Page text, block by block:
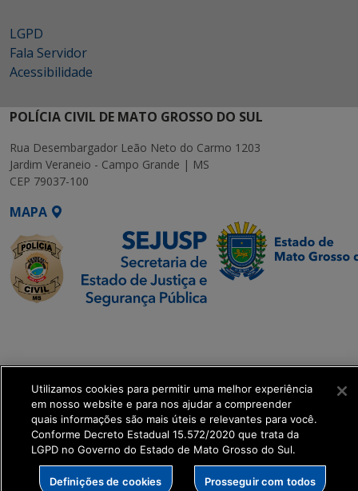
LGPD
Fala Servidor
Acessibilidade
POLÍCIA CIVIL DE MATO GROSSO DO SUL
Rua Desembargador Leão Neto do Carmo 1203
Jardim Veraneio - Campo Grande | MS
CEP 79037-100
MAPA
Transformação Digital
get_footer();
Utilizamos cookies para permitir uma melhor experiência
em nosso website e para nos ajudar a compreender
quais informações são mais úteis e relevantes para você.
Conforme Decreto Estadual 15.572/2020 que trata da
LGPD no Governo do Estado de Mato Grosso do Sul.
Definições de cookies Prosseguir com todos